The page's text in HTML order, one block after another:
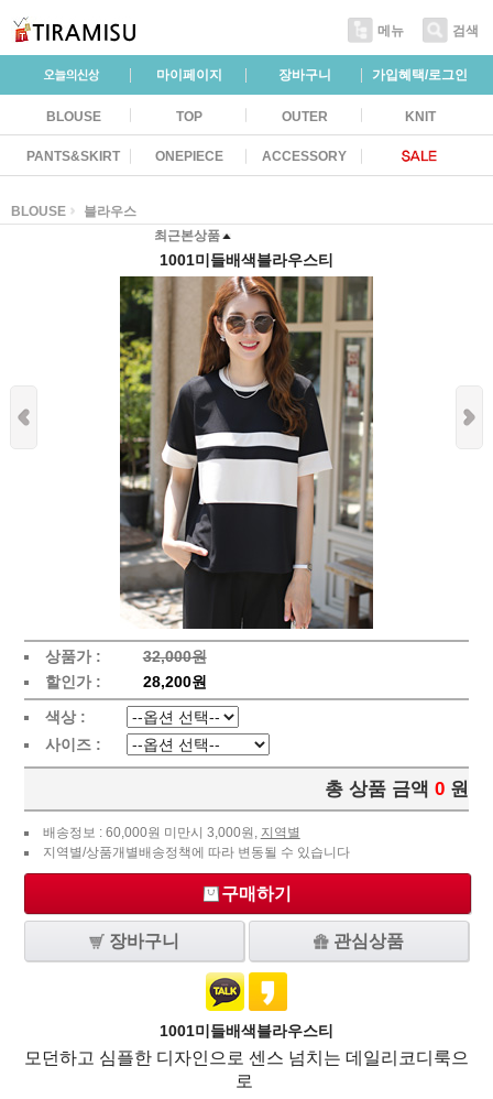
메뉴 검색
마이페이지 장바구니 가입혜택/로그인
BLOUSE TOP OUTER KNIT
PANTS&SKIRT ONEPIECE ACCESSORY
BLOUSE
블라우스
최근본상품
1001미들배색블라우스티
상품가 :
32,000원
할인가 :
28,200원
색상 :
사이즈 :
총 상품 금액 0 원
배송정보 : 60,000원 미만시 3,000원, 지역별
지역별/상품개별배송정책에 따라 변동될 수 있습니다
구매하기
장바구니 관심상품
1001미들배색블라우스티
모던하고 심플한 디자인으로 센스 넘치는 데일리코디룩으
로